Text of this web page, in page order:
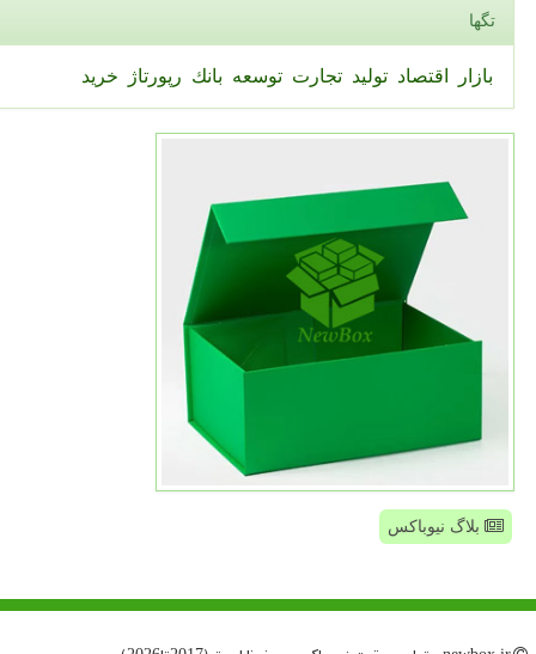
تگها
بازار اقتصاد تولید تجارت توسعه بانك رپورتاژ خرید
بلاگ نیوباکس